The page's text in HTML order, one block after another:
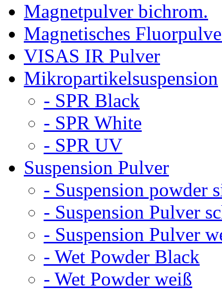
Magnetpulver bichrom.
Magnetisches
VISAS IR Pulver
Mikropartikelsuspension
- SPR Black
- SPR White
- SPR UV
Suspension Pulver
- Suspension powder
- Suspension Pulver
- Suspension Pulver
- Wet Powder Black
- Wet Powder weiß